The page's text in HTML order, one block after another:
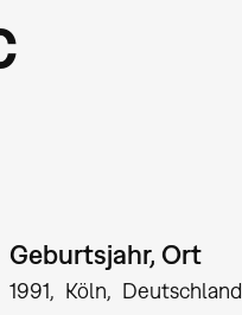
Geburtsjahr, Ort
1991 Köln Deutschland